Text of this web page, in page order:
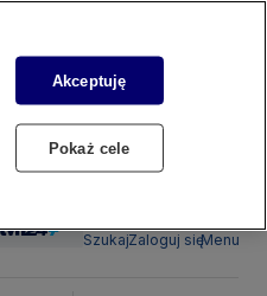
SzukajZaloguj sięMenu
Akceptuję
Pokaż cele